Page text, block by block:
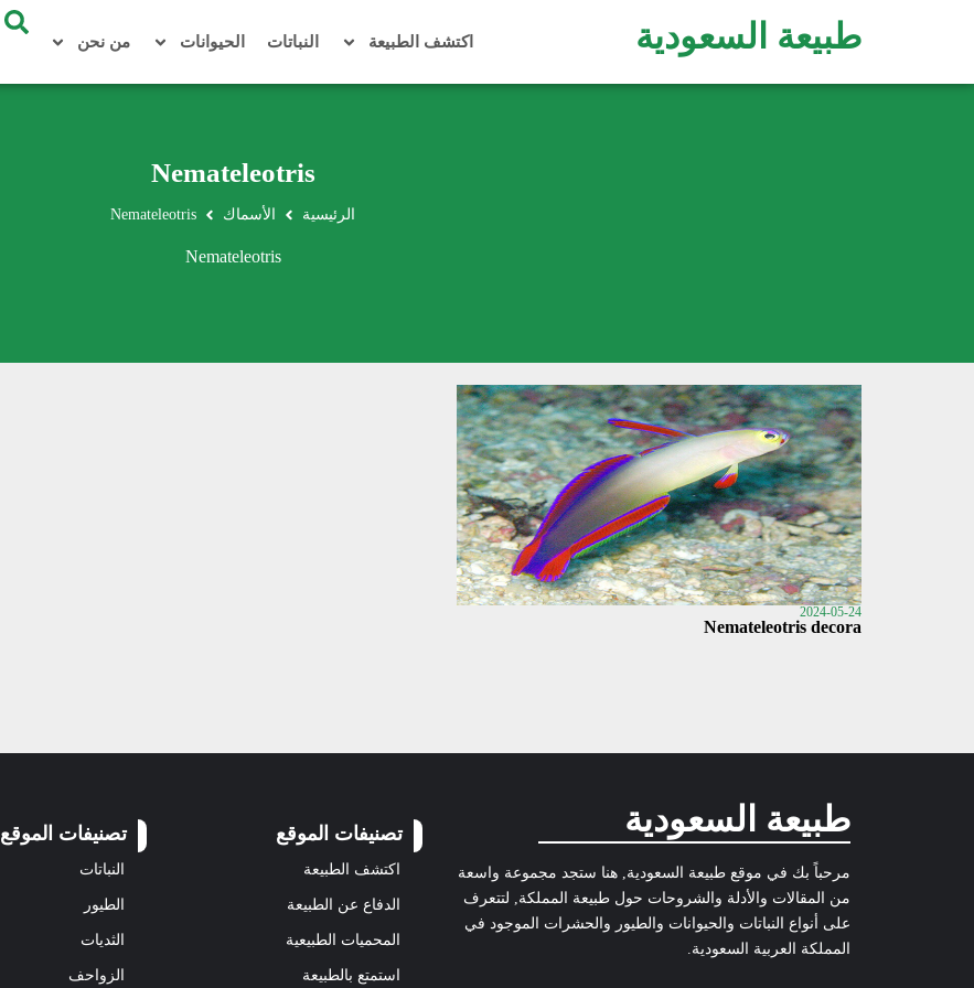
طبيعة السعودية اكتشف الطبيعة النباتات الحيوانات من نحن
Nemateleotris
الرئيسية الأسماك Nemateleotris
Nemateleotris
2024-05-24
Nemateleotris decora
طبيعة السعودية
مرحباً بك في موقع طبيعة السعودية, هنا ستجد مجموعة واسعة
من المقالات والأدلة والشروحات حول طبيعة المملكة, لتتعرف
على أنواع النباتات والحيوانات والطيور والحشرات الموجود في
المملكة العربية السعودية.
تصنيفات الموقع
اكتشف الطبيعة
الدفاع عن الطبيعة
المحميات الطبيعية
استمتع بالطبيعة
تصنيفات الموقع
النباتات
الطيور
الثديات
الزواحف